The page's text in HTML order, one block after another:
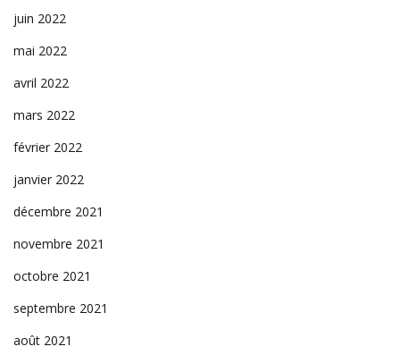
juin 2022
mai 2022
avril 2022
mars 2022
février 2022
janvier 2022
décembre 2021
novembre 2021
octobre 2021
septembre 2021
août 2021